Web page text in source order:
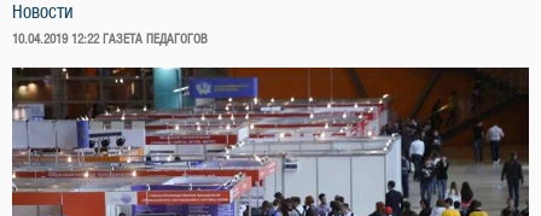
Новости
ОПУБЛИКОВАНО
10.04.2019 12:22 ГАЗЕТА ПЕДАГОГОВ